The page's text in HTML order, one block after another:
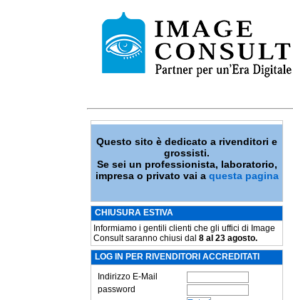
Questo sito è dedicato a rivenditori e
grossisti.
Se sei un professionista, laboratorio,
impresa o privato vai a questa pagina
CHIUSURA ESTIVA
Informiamo i gentili clienti che gli uffici di Image
Consult saranno chiusi dal 8 al 23 agosto.
LOG IN PER RIVENDITORI ACCREDITATI
Indirizzo E-Mail
password